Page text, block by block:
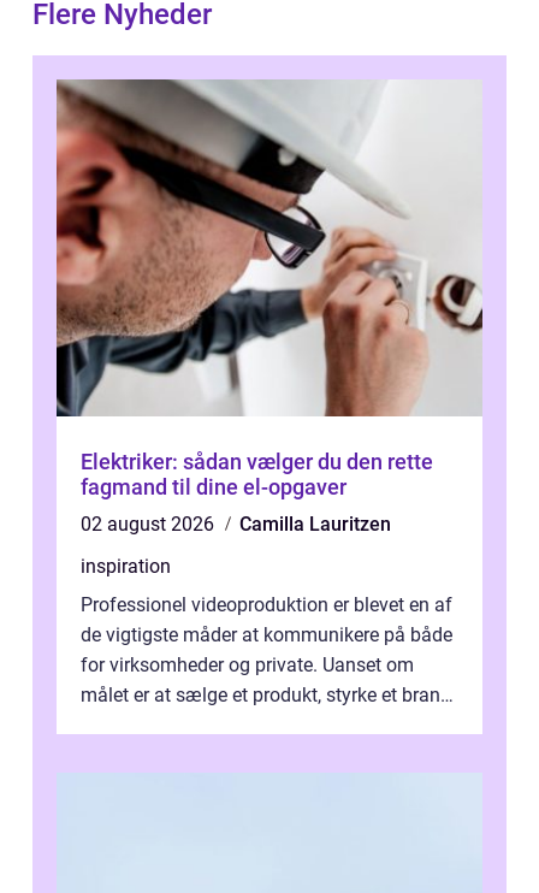
Flere Nyheder
Elektriker: sådan vælger du den rette
fagmand til dine el-opgaver
02 august 2026
Camilla Lauritzen
inspiration
Professionel videoproduktion er blevet en af
de vigtigste måder at kommunikere på både
for virksomheder og private. Uanset om
målet er at sælge et produkt, styrke et brand,